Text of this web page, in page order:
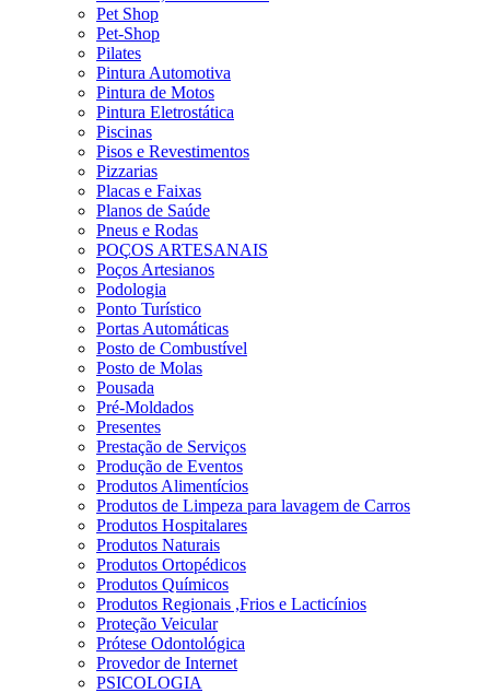
Pet Shop
Pet-Shop
Pilates
Pintura Automotiva
Pintura de Motos
Pintura Eletrostática
Piscinas
Pisos e Revestimentos
Pizzarias
Placas e Faixas
Planos de Saúde
Pneus e Rodas
POÇOS ARTESANAIS
Poços Artesianos
Podologia
Ponto Turístico
Portas Automáticas
Posto de Combustível
Posto de Molas
Pousada
Pré-Moldados
Presentes
Prestação de Serviços
Produção de Eventos
Produtos Alimentícios
Produtos de Limpeza para lavagem de Carros
Produtos Hospitalares
Produtos Naturais
Produtos Ortopédicos
Produtos Químicos
Produtos Regionais ,Frios e Lacticínios
Proteção Veicular
Prótese Odontológica
Provedor de Internet
PSICOLOGIA